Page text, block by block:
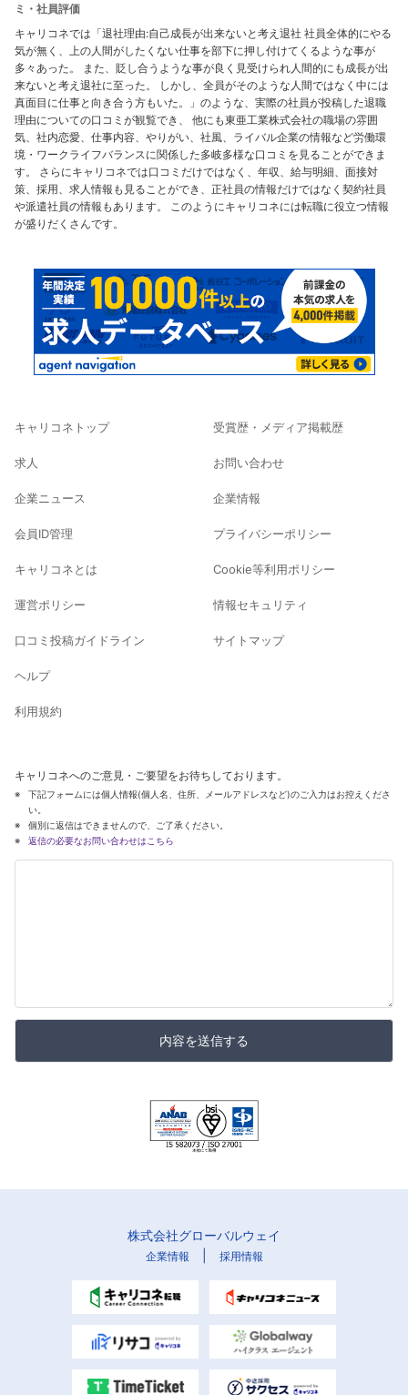
ミ・社員評価
キャリコネでは「退社理由:自己成長が出来ないと考え退社 社員全体的にやる
気が無く、上の人間がしたくない仕事を部下に押し付けてくるような事が
多々あった。 また、貶し合うような事が良く見受けられ人間的にも成長が出
来ないと考え退社に至った。 しかし、全員がそのような人間ではなく中には
真面目に仕事と向き合う方もいた。」のような、実際の社員が投稿した退職
理由についての口コミが観覧でき、 他にも東亜工業株式会社の職場の雰囲
気、社内恋愛、仕事内容、やりがい、社風、ライバル企業の情報など労働環
境・ワークライフバランスに関係した多岐多様な口コミを見ることができま
す。 さらにキャリコネでは口コミだけではなく、年収、給与明細、面接対
策、採用、求人情報も見ることができ、正社員の情報だけではなく契約社員
や派遣社員の情報もあります。 このようにキャリコネには転職に役立つ情報
が盛りだくさんです。
キャリコネトップ
求人
企業ニュース
会員ID管理
キャリコネとは
運営ポリシー
口コミ投稿ガイドライン
ヘルプ
利用規約
受賞歴・メディア掲載歴
お問い合わせ
企業情報
プライバシーポリシー
Cookie等利用ポリシー
情報セキュリティ
サイトマップ
キャリコネへのご意見・ご要望をお待ちしております。
下記フォームには個人情報(個人名、住所、メールアドレスなど)のご入力はお控えくださ
い。
個別に返信はできませんので、ご了承ください。
返信の必要なお問い合わせはこちら
内容を送信する
株式会社グローバルウェイ
企業情報 採用情報